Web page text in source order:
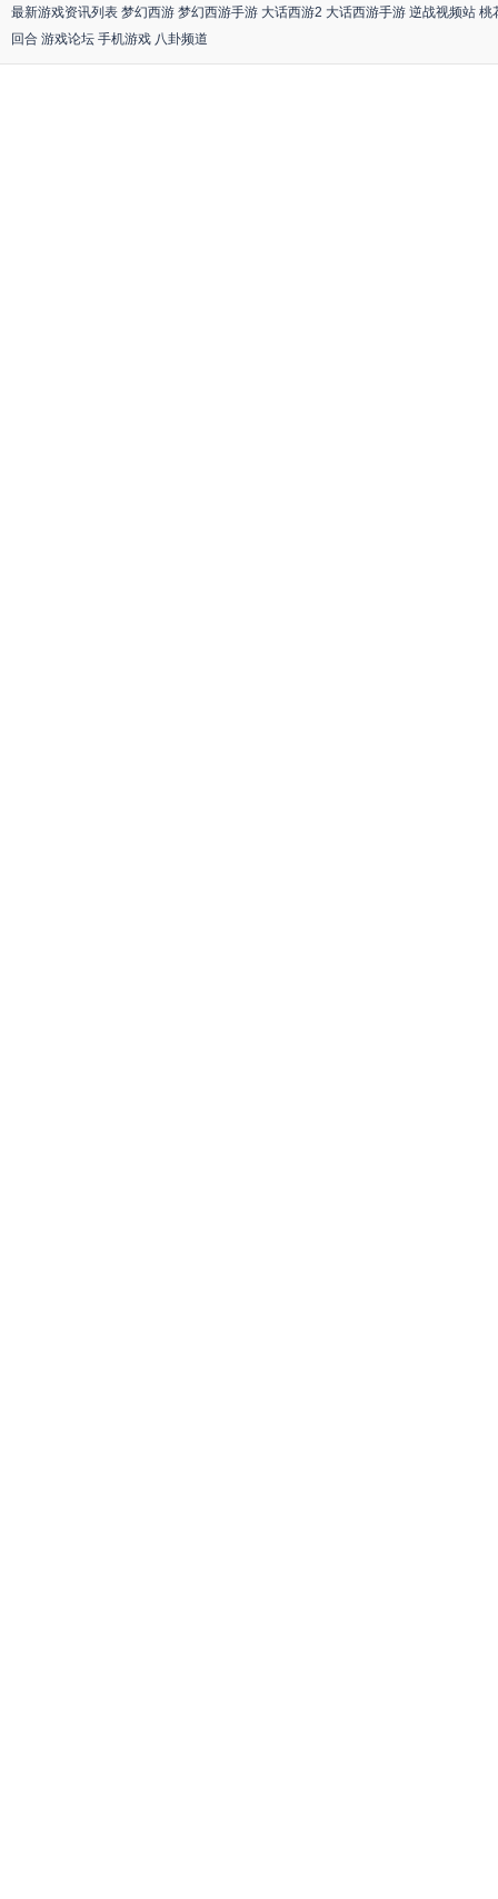
最新游戏资讯列表 梦幻西游 梦幻西游手游 大话西游2 大话西游手游 逆战视频站 桃
回合 游戏论坛 手机游戏 八卦频道